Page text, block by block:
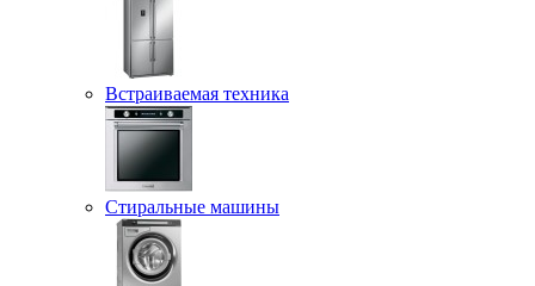
Встраиваемая техника
Стиральные машины